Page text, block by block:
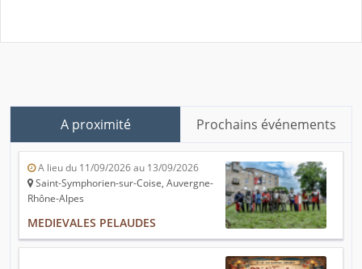
A proximité Prochains événements
A lieu du 11/09/2026 au 13/09/2026
Saint-Symphorien-sur-Coise, Auvergne-
Rhône-Alpes
MEDIEVALES PELAUDES